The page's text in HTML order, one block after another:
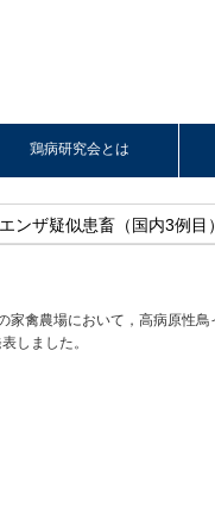
鶏病研究会とは
ンザ疑似患畜（国内3例目
家禽農場において，高病原性
しました。